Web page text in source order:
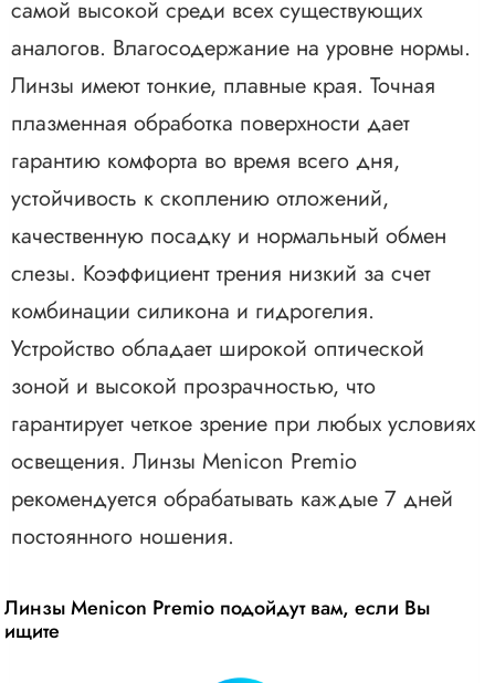
самой высокой среди всех существующих
аналогов. Влагосодержание на уровне нормы.
Линзы имеют тонкие, плавные края. Точная
плазменная обработка поверхности дает
гарантию комфорта во время всего дня,
устойчивость к скоплению отложений,
качественную посадку и нормальный обмен
слезы. Коэффициент трения низкий за счет
комбинации силикона и гидрогелия.
Устройство обладает широкой оптической
зоной и высокой прозрачностью, что
гарантирует четкое зрение при любых условиях
освещения. Линзы Menicon Premio
рекомендуется обрабатывать каждые 7 дней
постоянного ношения.
Линзы Menicon Premio подойдут вам, если Вы
ищите